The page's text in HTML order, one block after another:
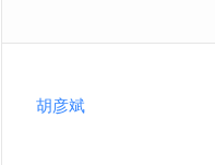
胡彦斌